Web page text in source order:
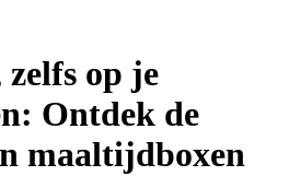
zelfs op je
Ontdek de
maaltijdboxen